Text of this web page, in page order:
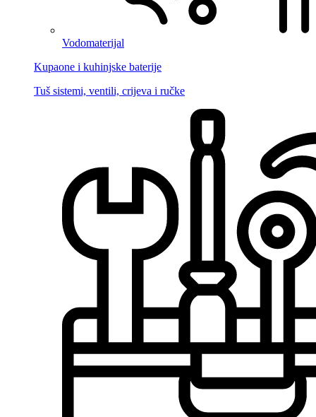
Vodomaterijal
Kupaone i kuhinjske baterije
Tuš sistemi, ventili, crijeva i ručke